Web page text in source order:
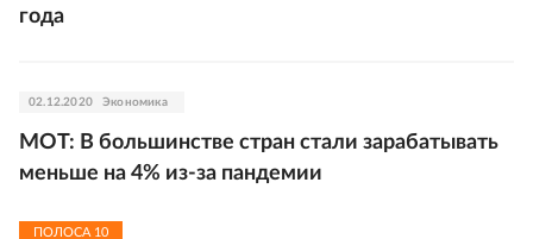
года
02.12.2020 Экономика
МОТ: В большинстве стран стали зарабатывать
меньше на 4% из-за пандемии
ПОЛОСА 10